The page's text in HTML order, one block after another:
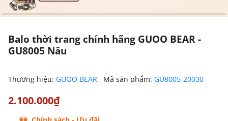
Balo thời trang chính hãng GUOO BEAR -
GU8005 Nâu
Thương hiệu: GUOO BEAR Mã sản phẩm: GU8005-20030
2.100.000₫